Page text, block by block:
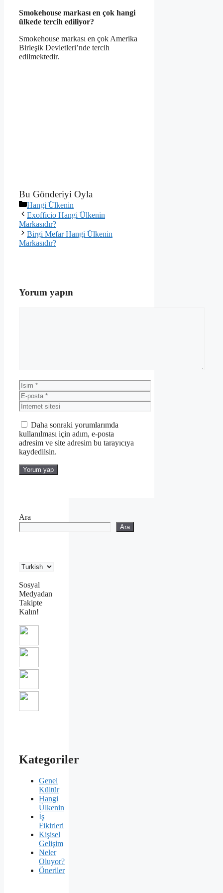
Smokehouse markası en çok hangi
ülkede tercih ediliyor?
Smokehouse markası en çok Amerika
Birleşik Devletleri’nde tercih
edilmektedir.
Bu Gönderiyi Oyla
Kategoriler
Hangi Ülkenin
Exofficio Hangi Ülkenin
Markasıdır?
Birgi Mefar Hangi Ülkenin
Markasıdır?
Yorum yapın
İsim
E-
posta
İnternet
sitesi
Daha sonraki yorumlarımda
kullanılması için adım, e-posta
adresim ve site adresim bu tarayıcıya
kaydedilsin.
Ara
Ara
Sosyal
Medyadan
Takipte
Kalın!
Kategoriler
Genel
Kültür
Hangi
Ülkenin
İş
Fikirleri
Kişisel
Gelişim
Neler
Oluyor?
Öneriler